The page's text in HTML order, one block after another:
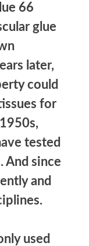
66
glue
later,
could
for
tested
And since
and
used